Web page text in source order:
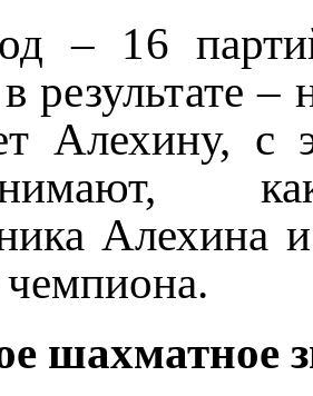
– 16
результате
Алехину, с
Алехина
шахматное